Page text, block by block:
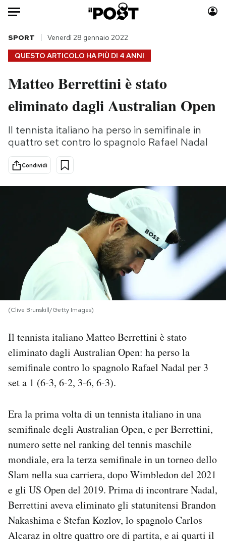
Auto
HOME
Italia
Politica
Tecnologia
Internet
Scienza
Cultura
Economia
Moda
Consumismi
Storie/Idee
Ok Boomer!
Altrecose
Mondiali calcio 2026
PODCAST
NEWSLETTER
I MIEI PREFERITI
CALENDARIO
AREA PERSONALE
Area Personale
Newsletter
Notifiche mobile
Regala il Post
Hai bisogno di aiuto?
Esci
QUESTO ARTICOLO HA PIÙ DI 4 ANNI
SPORT Venerdì 28 gennaio 2022
Matteo Berrettini è stato
eliminato dagli Australian Open
Il tennista italiano ha perso in semifinale in
quattro set contro lo spagnolo Rafael Nadal
Condividi
(Clive Brunskill/Getty Images)
Il tennista italiano Matteo Berrettini è stato
eliminato dagli Australian Open: ha perso la
semifinale contro lo spagnolo Rafael Nadal per 3
set a 1 (6-3, 6-2, 3-6, 6-3).
Era la prima volta di un tennista italiano in una
semifinale degli Australian Open, e per Berrettini,
numero sette nel ranking del tennis maschile
mondiale, era la terza semifinale in un torneo dello
Slam nella sua carriera, dopo Wimbledon del 2021
e gli US Open del 2019. Prima di incontrare Nadal,
Berrettini aveva eliminato gli statunitensi Brandon
Nakashima e Stefan Kozlov, lo spagnolo Carlos
Alcaraz in oltre quattro ore di partita, e ai quarti il